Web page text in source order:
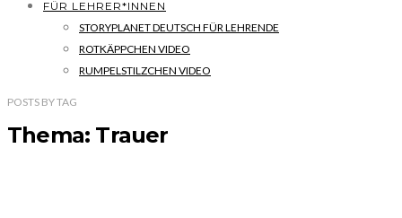
FÜR LEHRER*INNEN
STORYPLANET DEUTSCH FÜR LEHRENDE
ROTKÄPPCHEN VIDEO
RUMPELSTILZCHEN VIDEO
POSTS BYTAG
Thema: Trauer